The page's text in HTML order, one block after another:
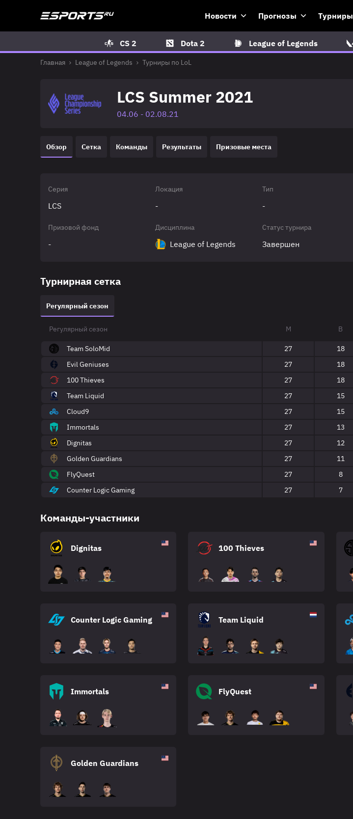
Новости Прогнозы Турниры
CS 2 Dota 2 League of Legends
Главная League of Legends Турниры по LoL
LCS Summer 2021
04.06 - 02.08.21
Обзор Сетка Команды Результаты Призовые места
Серия
LCS
Локация
-
Тип
-
Призовой фонд
-
Дисциплина
League of Legends
Статус турнира
Завершен
Турнирная сетка
Регулярный сезон
Регулярный сезон М В
Team SoloMid 27 18
Evil Geniuses
27 18
100 Thieves
27 18
Team Liquid
27 15
Cloud9
27 15
Immortals
27 13
Dignitas
27 12
Golden Guardians
27 11
FlyQuest
27 8
Counter Logic Gaming
27 7
Команды-участники
Dignitas 100 Thieves
Counter Logic Gaming Team Liquid
Immortals FlyQuest
Golden Guardians